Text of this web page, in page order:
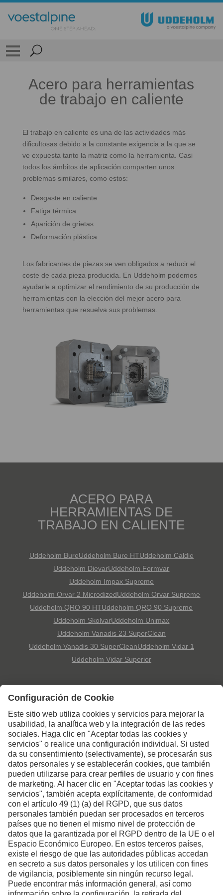
Acero para herramientas
de trabajo en caliente
El trabajo en caliente es una de las actividades más
dificultosas debido a la constante exigencia a la que se
ve expuesta tanto la matriz como la herramienta. Casi
todos los ámbitos de aplicación comparten unos
problemas similares, como estos:
Desgaste en caliente
Fatiga térmica
Aparición de grietas
Deformación plástica
Los fabricantes de piezas se ven obligados a reducir el
coste de cada pieza producida. En Uddeholm podemos
ayudarle a optimizar el rendimiento de su producción de
herramientas con la elección del mejor acero para
herramientas que resuelva sus problemas.
ACERO PARA
HERRAMIENTAS DE
TRABAJO EN CALIENTE
Uddeholm BureUddeholm Bure HTUddeholm Caldie
Uddeholm DievarUddeholm Formvar
Uddeholm Impax Supreme
Uddeholm Orvar 2 MicrodizedUddeholm Orvar Supreme
Uddeholm QRO 90 HTUddeholm QRO 90 Supreme
Uddeholm SkolvarUddeholm Unimax
Uddeholm Vanadis 23 SuperClean
Uddeholm Vanadis 30 SuperCleanUddeholm Vidar 1
Uddeholm Vidar Superior
Póngase en contacto con
nosotros si desea más
información.
Formulario de contacto